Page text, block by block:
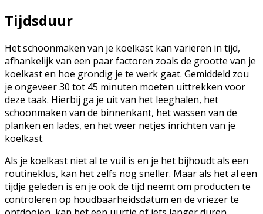
Tijdsduur
Het schoonmaken van je koelkast kan variëren in tijd,
afhankelijk van een paar factoren zoals de grootte van je
koelkast en hoe grondig je te werk gaat. Gemiddeld zou
je ongeveer 30 tot 45 minuten moeten uittrekken voor
deze taak. Hierbij ga je uit van het leeghalen, het
schoonmaken van de binnenkant, het wassen van de
planken en lades, en het weer netjes inrichten van je
koelkast.
Als je koelkast niet al te vuil is en je het bijhoudt als een
routineklus, kan het zelfs nog sneller. Maar als het al een
tijdje geleden is en je ook de tijd neemt om producten te
controleren op houdbaarheidsdatum en de vriezer te